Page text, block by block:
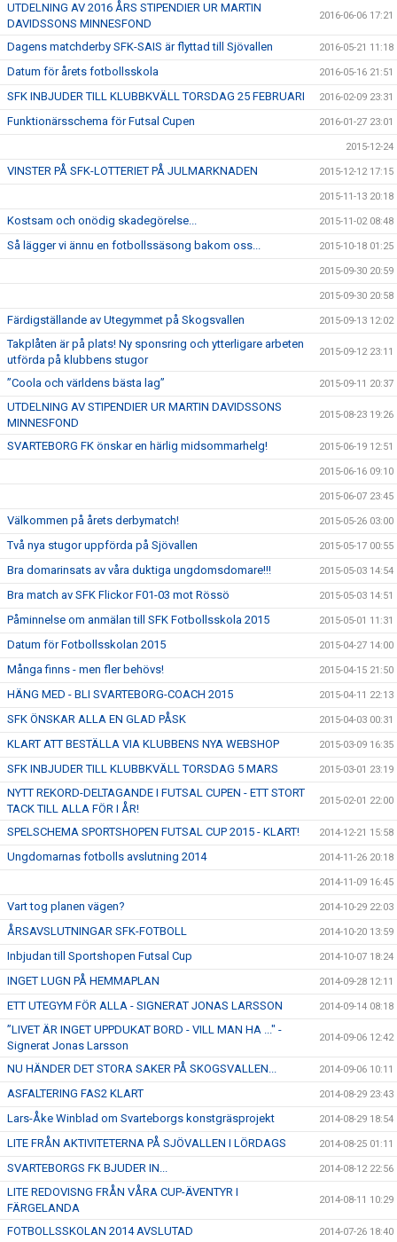
UTDELNING AV 2016 ÅRS STIPENDIER UR MARTIN
DAVIDSSONS MINNESFOND
2016-06-06 17:21
Dagens matchderby SFK-SAIS är flyttad till Sjövallen 2016-05-21 11:18
Datum för årets fotbollsskola 2016-05-16 21:51
SFK INBJUDER TILL KLUBBKVÄLL TORSDAG 25 FEBRUARI 2016-02-09 23:31
Funktionärsschema för Futsal Cupen 2016-01-27 23:01
2015-12-24
VINSTER PÅ SFK-LOTTERIET PÅ JULMARKNADEN 2015-12-12 17:15
2015-11-13 20:18
Kostsam och onödig skadegörelse... 2015-11-02 08:48
Så lägger vi ännu en fotbollssäsong bakom oss... 2015-10-18 01:25
2015-09-30 20:59
2015-09-30 20:58
Färdigställande av Utegymmet på Skogsvallen 2015-09-13 12:02
Takplåten är på plats! Ny sponsring och ytterligare arbeten
utförda på klubbens stugor
2015-09-12 23:11
”Coola och världens bästa lag” 2015-09-11 20:37
UTDELNING AV STIPENDIER UR MARTIN DAVIDSSONS
MINNESFOND
2015-08-23 19:26
SVARTEBORG FK önskar en härlig midsommarhelg! 2015-06-19 12:51
2015-06-16 09:10
2015-06-07 23:45
Välkommen på årets derbymatch! 2015-05-26 03:00
Två nya stugor uppförda på Sjövallen 2015-05-17 00:55
Bra domarinsats av våra duktiga ungdomsdomare!!! 2015-05-03 14:54
Bra match av SFK Flickor F01-03 mot Rössö 2015-05-03 14:51
Påminnelse om anmälan till SFK Fotbollsskola 2015 2015-05-01 11:31
Datum för Fotbollsskolan 2015 2015-04-27 14:00
Många finns - men fler behövs! 2015-04-15 21:50
HÄNG MED - BLI SVARTEBORG-COACH 2015 2015-04-11 22:13
SFK ÖNSKAR ALLA EN GLAD PÅSK 2015-04-03 00:31
KLART ATT BESTÄLLA VIA KLUBBENS NYA WEBSHOP 2015-03-09 16:35
SFK INBJUDER TILL KLUBBKVÄLL TORSDAG 5 MARS 2015-03-01 23:19
NYTT REKORD-DELTAGANDE I FUTSAL CUPEN - ETT STORT
TACK TILL ALLA FÖR I ÅR!
2015-02-01 22:00
SPELSCHEMA SPORTSHOPEN FUTSAL CUP 2015 - KLART! 2014-12-21 15:58
Ungdomarnas fotbolls avslutning 2014 2014-11-26 20:18
2014-11-09 16:45
Vart tog planen vägen? 2014-10-29 22:03
ÅRSAVSLUTNINGAR SFK-FOTBOLL 2014-10-20 13:59
Inbjudan till Sportshopen Futsal Cup 2014-10-07 18:24
INGET LUGN PÅ HEMMAPLAN 2014-09-28 12:11
ETT UTEGYM FÖR ALLA - SIGNERAT JONAS LARSSON 2014-09-14 08:18
”LIVET ÄR INGET UPPDUKAT BORD - VILL MAN HA ..." -
Signerat Jonas Larsson
2014-09-06 12:42
NU HÄNDER DET STORA SAKER PÅ SKOGSVALLEN... 2014-09-06 10:11
ASFALTERING FAS2 KLART 2014-08-29 23:43
Lars-Åke Winblad om Svarteborgs konstgräsprojekt 2014-08-29 18:54
LITE FRÅN AKTIVITETERNA PÅ SJÖVALLEN I LÖRDAGS 2014-08-25 01:11
SVARTEBORGS FK BJUDER IN... 2014-08-12 22:56
LITE REDOVISNG FRÅN VÅRA CUP-ÄVENTYR I
FÄRGELANDA
2014-08-11 10:29
FOTBOLLSSKOLAN 2014 AVSLUTAD 2014-07-26 18:40